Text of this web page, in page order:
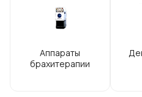
Аппараты
брахитерапии